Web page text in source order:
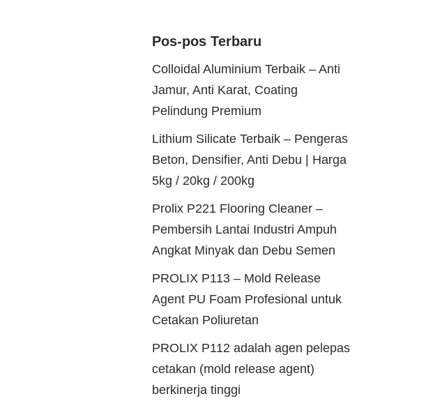
Pos-pos Terbaru
Colloidal Aluminium Terbaik – Anti
Jamur, Anti Karat, Coating
Pelindung Premium
Lithium Silicate Terbaik – Pengeras
Beton, Densifier, Anti Debu | Harga
5kg / 20kg / 200kg
Prolix P221 Flooring Cleaner –
Pembersih Lantai Industri Ampuh
Angkat Minyak dan Debu Semen
PROLIX P113 – Mold Release
Agent PU Foam Profesional untuk
Cetakan Poliuretan
PROLIX P112 adalah agen pelepas
cetakan (mold release agent)
berkinerja tinggi